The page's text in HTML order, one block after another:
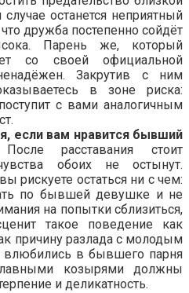
останется неприятный
дружба постепенно сойдёт
Парень же, который
со своей официальной
Закрутив с ним
в зоне риска:
с вами аналогичным
если вам нравится бывший
расставания стоит
обоих не остынут.
рискуете остаться ни с чем:
по бывшей девушке и не
на попытки сблизиться,
такое поведение как
причину разлада с молодым
в бывшего парня
козырями должны
и деликатность.